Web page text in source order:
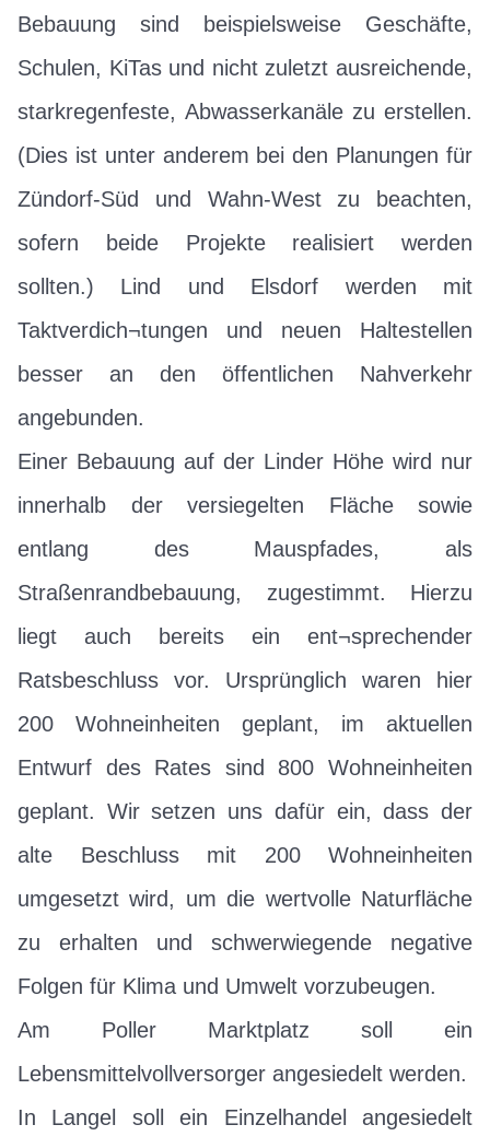
Bebauung sind beispielsweise Geschäfte,
Schulen, KiTas und nicht zuletzt ausreichende,
starkregenfeste, Abwasserkanäle zu erstellen.
(Dies ist unter anderem bei den Planungen für
Zündorf-Süd und Wahn-West zu beachten,
sofern beide Projekte realisiert werden
sollten.) Lind und Elsdorf werden mit
Taktverdich¬tungen und neuen Haltestellen
besser an den öffentlichen Nahverkehr
angebunden.
Einer Bebauung auf der Linder Höhe wird nur
innerhalb der versiegelten Fläche sowie
entlang des Mauspfades, als
Straßenrandbebauung, zugestimmt. Hierzu
liegt auch bereits ein ent¬sprechender
Ratsbeschluss vor. Ursprünglich waren hier
200 Wohneinheiten geplant, im aktuellen
Entwurf des Rates sind 800 Wohneinheiten
geplant. Wir setzen uns dafür ein, dass der
alte Beschluss mit 200 Wohneinheiten
umgesetzt wird, um die wertvolle Naturfläche
zu erhalten und schwerwiegende negative
Folgen für Klima und Umwelt vorzubeugen.
Am Poller Marktplatz soll ein
Lebensmittelvollversorger angesiedelt werden.
In Langel soll ein Einzelhandel angesiedelt